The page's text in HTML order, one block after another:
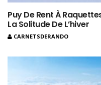
Puy De Rent À
La Solitude De L’hiver
CARNETSDERANDO